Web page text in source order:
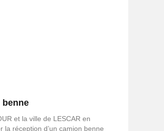
benne
et la ville de LESCAR en
réception d’un camion benne